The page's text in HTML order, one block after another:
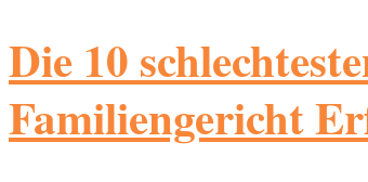
Die 10
Familiengericht